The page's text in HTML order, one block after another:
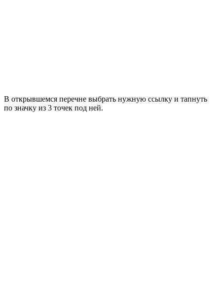
В открывшемся перечне выбрать нужную ссылку и тапнуть
по значку из 3 точек под ней.